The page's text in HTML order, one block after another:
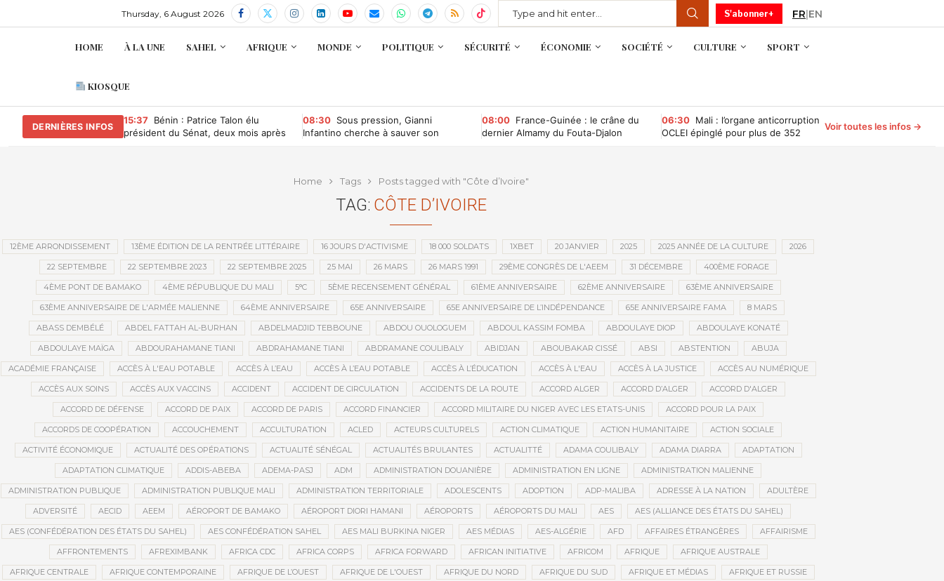
Thursday, 6 August 2026 S'abonner+ FR|EN
HOME À LA UNE SAHEL AFRIQUE MONDE POLITIQUE SÉCURITÉ ÉCONOMIE SOCIÉTÉ CULTURE SPORT
KIOSQUE
DERNIÈRES INFOS
15:37 Bénin : Patrice Talon élu
président du Sénat, deux mois après
08:30 Sous pression, Gianni
Infantino cherche à sauver son
08:00 France-Guinée : le crâne du
dernier Almamy du Fouta-Djalon
06:30 Mali : l’organe anticorruption
OCLEI épinglé pour plus de 352
Voir toutes les infos →
Home Tags Posts tagged with "Côte d’Ivoire"
TAG: CÔTE D’IVOIRE
12ÈME ARRONDISSEMENT 13ÈME ÉDITION DE LA RENTRÉE LITTÉRAIRE 16 JOURS D'ACTIVISME 18 000 SOLDATS 1XBET 20 JANVIER 2025 2025 ANNÉE DE LA CULTURE 2026
22 SEPTEMBRE 22 SEPTEMBRE 2023 22 SEPTEMBRE 2025 25 MAI 26 MARS 26 MARS 1991 29ÈME CONGRÈS DE L'AEEM 31 DÉCEMBRE 400ÈME FORAGE
4ÈME PONT DE BAMAKO 4ÈME RÉPUBLIQUE DU MALI 5°C 5ÈME RECENSEMENT GÉNÉRAL 61ÈME ANNIVERSAIRE 62ÈME ANNIVERSAIRE 63ÈME ANNIVERSAIRE
63ÈME ANNIVERSAIRE DE L'ARMÉE MALIENNE 64ÈME ANNIVERSAIRE 65E ANNIVERSAIRE 65E ANNIVERSAIRE DE L’INDÉPENDANCE 65E ANNIVERSAIRE FAMA 8 MARS
ABASS DEMBÉLÉ ABDEL FATTAH AL-BURHAN ABDELMADJID TEBBOUNE ABDOU OUOLOGUEM ABDOUL KASSIM FOMBA ABDOULAYE DIOP ABDOULAYE KONATÉ
ABDOULAYE MAÏGA ABDOURAHAMANE TIANI ABDRAHAMANE TIANI ABDRAMANE COULIBALY ABIDJAN ABOUBAKAR CISSÉ ABSI ABSTENTION ABUJA
ACADÉMIE FRANÇAISE ACCÈS À L'EAU POTABLE ACCÈS À L’EAU ACCÈS À L’EAU POTABLE ACCÈS À L’ÉDUCATION ACCÈS À L'EAU ACCÈS À LA JUSTICE ACCÈS AU NUMÉRIQUE
ACCÈS AUX SOINS ACCÈS AUX VACCINS ACCIDENT ACCIDENT DE CIRCULATION ACCIDENTS DE LA ROUTE ACCORD ALGER ACCORD D’ALGER ACCORD D'ALGER
ACCORD DE DÉFENSE ACCORD DE PAIX ACCORD DE PARIS ACCORD FINANCIER ACCORD MILITAIRE DU NIGER AVEC LES ETATS-UNIS ACCORD POUR LA PAIX
ACCORDS DE COOPÉRATION ACCOUCHEMENT ACCULTURATION ACLED ACTEURS CULTURELS ACTION CLIMATIQUE ACTION HUMANITAIRE ACTION SOCIALE
ACTIVITÉ ÉCONOMIQUE ACTUALITÉ DES OPÉRATIONS ACTUALITÉ SÉNÉGAL ACTUALITÉS BRULANTES ACTUALITTÉ ADAMA COULIBALY ADAMA DIARRA ADAPTATION
ADAPTATION CLIMATIQUE ADDIS-ABEBA ADEMA-PASJ ADM ADMINISTRATION DOUANIÈRE ADMINISTRATION EN LIGNE ADMINISTRATION MALIENNE
ADMINISTRATION PUBLIQUE ADMINISTRATION PUBLIQUE MALI ADMINISTRATION TERRITORIALE ADOLESCENTS ADOPTION ADP-MALIBA ADRESSE À LA NATION ADULTÈRE
ADVERSITÉ AECID AEEM AÉROPORT DE BAMAKO AÉROPORT DIORI HAMANI AÉROPORTS AÉROPORTS DU MALI AES AES (ALLIANCE DES ÉTATS DU SAHEL)
AES (CONFÉDÉRATION DES ÉTATS DU SAHEL) AES CONFÉDÉRATION SAHEL AES MALI BURKINA NIGER AES MÉDIAS AES-ALGÉRIE AFD AFFAIRES ÉTRANGÈRES AFFAIRISME
AFFRONTEMENTS AFREXIMBANK AFRICA CDC AFRICA CORPS AFRICA FORWARD AFRICAN INITIATIVE AFRICOM AFRIQUE AFRIQUE AUSTRALE
AFRIQUE CENTRALE AFRIQUE CONTEMPORAINE AFRIQUE DE L’OUEST AFRIQUE DE L'OUEST AFRIQUE DU NORD AFRIQUE DU SUD AFRIQUE ET MÉDIAS AFRIQUE ET RUSSIE